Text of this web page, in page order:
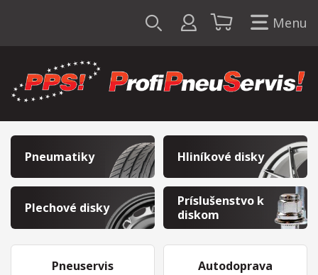
Menu
Pneumatiky Hliníkové disky
Plechové disky
Príslušenstvo k
diskom
Pneuservis Autodoprava